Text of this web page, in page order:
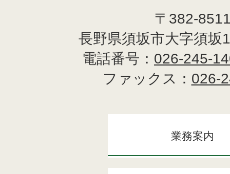
〒382-
長野県須坂市大字須坂
電話番号： 026-245-
ファックス： 026-
業務案内